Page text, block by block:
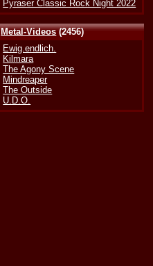
Pyraser Classic Rock Night 2022
Metal-Videos(2456)
Ewig.endlich.
Kilmara
The Agony Scene
Mindreaper
The Outside
U.D.O.